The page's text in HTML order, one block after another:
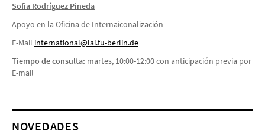
Sofia Rodríguez Pineda
Apoyo en la Oficina de Internaiconalización
E-Mail international@lai.fu-berlin.de
Tiempo de consulta: martes, 10:00-12:00 con anticipación previa por
E-mail
NOVEDADES